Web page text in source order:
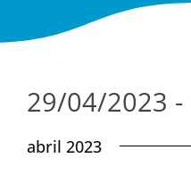
29/04/2023 -
Seleccionar
fecha.
abril 2023